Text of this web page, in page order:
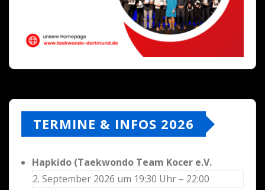
TERMINE & INFOS 2026
Hapkido (Taekwondo Team Kocer e.V.
2. September 2026 um 19:30 Uhr – 22:00